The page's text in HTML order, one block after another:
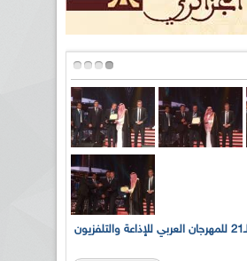
بالصور... الدورة الـ21 للمهرجان العربي للإذاعة والتلفزيون